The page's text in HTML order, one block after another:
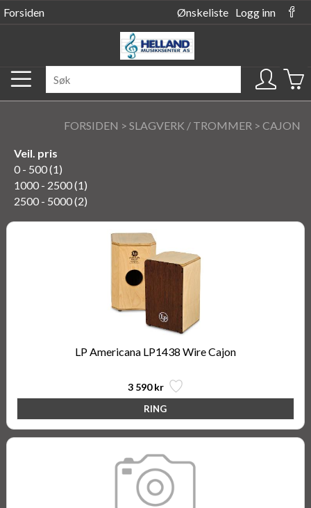
Forsiden Ønskeliste Logg inn
FORSIDEN > SLAGVERK / TROMMER > CAJON
Veil. pris
0 - 500 (1)
1000 - 2500 (1)
2500 - 5000 (2)
LP Americana LP1438 Wire Cajon
3 590 kr